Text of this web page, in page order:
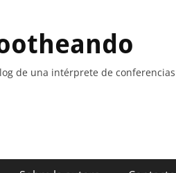
de una intérprete de conferencias